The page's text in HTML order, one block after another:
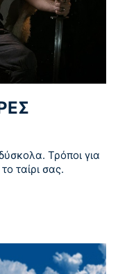
Τρόποι για
ταίρι σας.